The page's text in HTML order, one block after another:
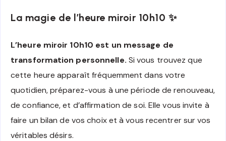
La magie de l’heure miroir 10h10 ✨
L’heure miroir 10h10 est un message de
transformation personnelle. Si vous trouvez que
cette heure apparaît fréquemment dans votre
quotidien, préparez-vous à une période de renouveau,
de confiance, et d’affirmation de soi. Elle vous invite à
faire un bilan de vos choix et à vous recentrer sur vos
véritables désirs.